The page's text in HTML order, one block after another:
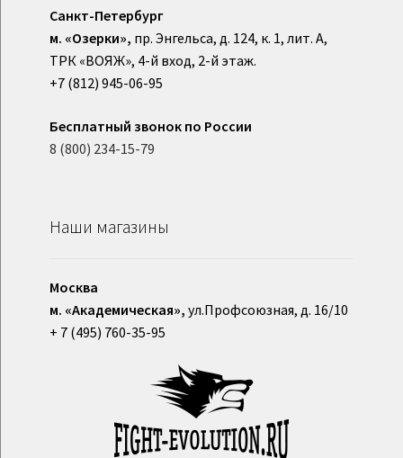
Санкт-Петербург
м. «Озерки», пр. Энгельса, д. 124, к. 1, лит. А,
ТРК «ВОЯЖ», 4-й вход, 2-й этаж.
+7 (812) 945-06-95
Бесплатный звонок по России
8 (800) 234-15-79
Наши магазины
Москва
м. «Академическая», ул.Профсоюзная, д. 16/10
+ 7 (495) 760-35-95